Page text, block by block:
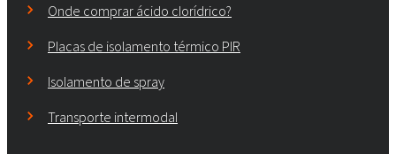
Onde comprar ácido clorídrico?
Placas de isolamento térmico PIR
Isolamento de spray
Transporte intermodal